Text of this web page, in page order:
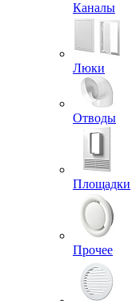
Каналы
Люки
Отводы
Площадки
Прочее